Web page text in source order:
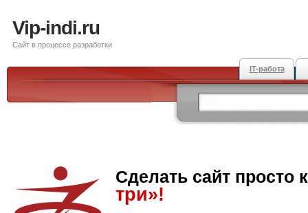
Vip-indi.ru
Сайт в процессе разработки
IT-работа
Сделать сайт просто
три»!